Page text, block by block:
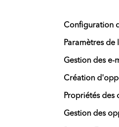
Configuration
Paramètres de
Gestion des e-
Création
Propriétés des
Gestion des